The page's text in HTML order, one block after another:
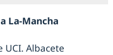
La-Mancha
UCI. Albacete